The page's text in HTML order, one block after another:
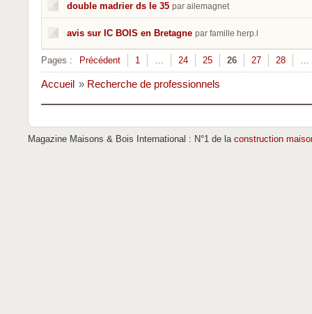
double madrier ds le 35 par ailemagnet
avis sur IC BOIS en Bretagne par famille herp.l
Pages : Précédent 1 … 24 25 26 27 28 …
Accueil » Recherche de professionnels
Magazine Maisons & Bois International : N°1 de la construction